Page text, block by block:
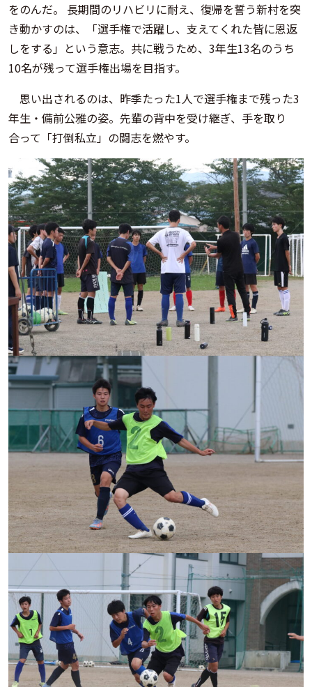
をのんだ。 長期間のリハビリに耐え、復帰を誓う新村を突
き動かすのは、「選手権で活躍し、支えてくれた皆に恩返
しをする」という意志。共に戦うため、3年生13名のうち
10名が残って選手権出場を目指す。
思い出されるのは、昨季たった1人で選手権まで残った3
年生・備前公雅の姿。先輩の背中を受け継ぎ、手を取り
合って「打倒私立」の闘志を燃やす。